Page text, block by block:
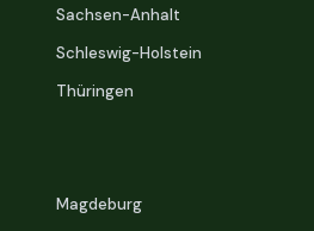
Sachsen-Anhalt
Schleswig-Holstein
Thüringen
Magdeburg